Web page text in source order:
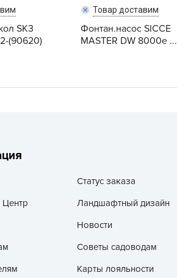
SK3
(90620)
Товар доставим
Фонтан.насос SICCE
MASTER DW 8000e ...
Статус заказа
Ландшафтный дизайн
Новости
Советы садоводам
Карты лояльности